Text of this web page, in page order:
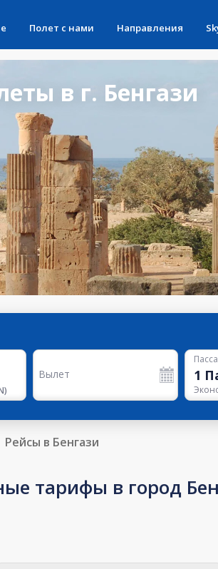
Полет с нами Направления
в г. Бенгази
)
Вылет 1
Рейсы в Бенгази
тарифы в город